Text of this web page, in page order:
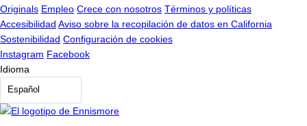
Originals Empleo Crece con nosotros Términos y políticas
Accesibilidad Aviso sobre la recopilación de datos en California
Sostenibilidad Configuración de cookies
Instagram Facebook
Idioma
Español